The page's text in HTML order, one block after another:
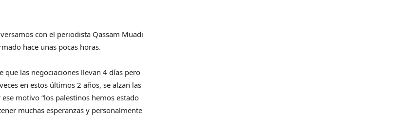
con el periodista Qassam Muadi
hace unas pocas horas.
que las negociaciones llevan 4 días pero
en estos últimos 2 años, se alzan las
motivo “los palestinos hemos estado
muchas esperanzas y personalmente